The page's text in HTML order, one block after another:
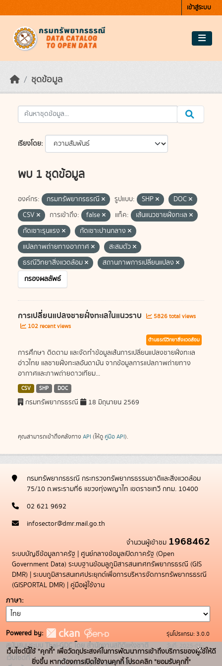
เข้าสู่ระบบ
ชุดข้อมูล
เรียงโดย
พบ 1 ชุดข้อมูล
องค์กร: กรมทรัพยากรธรณี รูปแบบ: SHP
DOC
CSV
การเข้าถึง: false แท็ค:
เส้นแนวชายฝั่งทะเล
กัดเซาะรุนแรง
กัดเซาะปานกลาง
แปลภาพถ่ายทางอากาศ
สะสมตัว
ธรณีวิทยาสิ่งแวดล้อม
สถานภาพการเปลี่ยนแปลง
กรองผลลัพธ์
การเปลี่ยนแปลงชายฝั่งทะเลในแนวราบ
5826 total views
102 recent views
ด้านธรณีวิทยาสิ่งแวดล้อม
การศึกษา ติดตาม และจัดทำข้อมูลเส้นการเปลี่ยนแปลงชายฝั่งทะเล
อ่าวไทย แลชายฝั่งทะเลอันดามัน จากข้อมูลการแปลภาพถ่ายทาง
อากาศและภาพถ่ายดาวเทียม...
CSV SHP DOC
กรมทรัพยากรธรณี 18 มิถุนายน 2569
คุณสามารถเข้าถึงคลังทาง API (ให้ดู คู่มือ API).
กรมทรัพยากรธรณี กระทรวงทรัพยากรธรรมชาติและสิ่งแวดล้อม
75/10 ถ.พระรามที่6 แขวงทุ่งพญาไท เขตราชเทวี กทม. 10400
02 621 9692
infosector@dmr.mail.go.th
จำนวนผู้เข้าชม 1968462
ระบบบัญชีข้อมูลภาครัฐ | ศูนย์กลางข้อมูลเปิดภาครัฐ (Open
Government Data) ระบบฐานข้อมลูภูมิสารสนเทศทรัพยากรธรณี (GIS
DMR) | ระบบภูมิสารสนเทศประยุกต์เพื่อการบริหารจัดการทรัพยากรธรณี
(GISPORTAL DMR) | คู่มือผู้ใช้งาน
ภาษา
Powered by:
สนับสนุนระบบ Thai-GDC โดย สำนักงานสถิติแห่งชาติ
เว็บไซต์ที่
ระบบบัญชีข้อมูลภาครัฐ
รุ่นโปรแกรม: 3.0.0
วันที่: 2025-05-
19
เว็บไซต์นี้ใช้ "คุกกี้" เพื่อวัตถุประสงค์ในการพัฒนาการเข้าถึงบริการของผู้ใช้ให้ดี
ยิ่งขึ้น หากต้องการเปิดใช้งานคุกกี้ โปรดคลิก "ยอมรับคุกกี้"
x